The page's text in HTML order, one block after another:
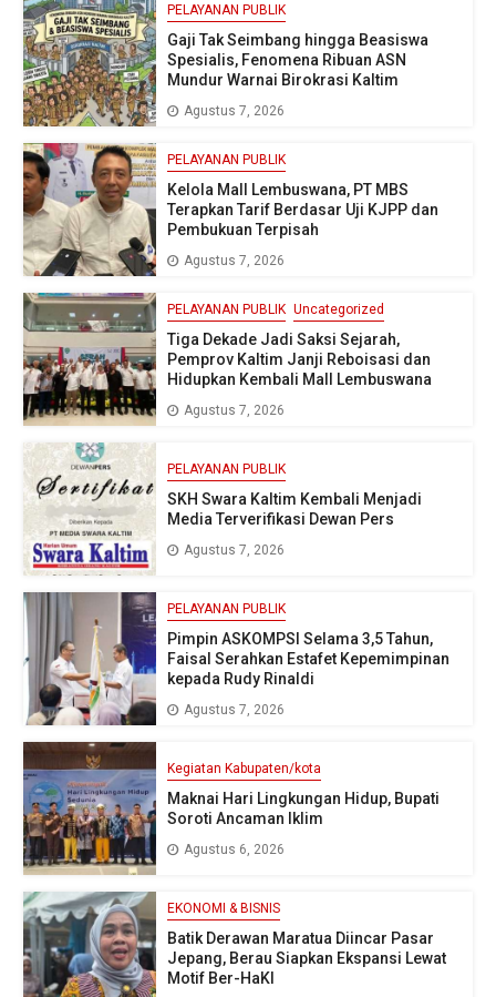
PELAYANAN PUBLIK
Gaji Tak Seimbang hingga Beasiswa
Spesialis, Fenomena Ribuan ASN
Mundur Warnai Birokrasi Kaltim
Agustus 7, 2026
PELAYANAN PUBLIK
Kelola Mall Lembuswana, PT MBS
Terapkan Tarif Berdasar Uji KJPP dan
Pembukuan Terpisah
Agustus 7, 2026
PELAYANAN PUBLIK Uncategorized
Tiga Dekade Jadi Saksi Sejarah,
Pemprov Kaltim Janji Reboisasi dan
Hidupkan Kembali Mall Lembuswana
Agustus 7, 2026
PELAYANAN PUBLIK
SKH Swara Kaltim Kembali Menjadi
Media Terverifikasi Dewan Pers
Agustus 7, 2026
PELAYANAN PUBLIK
Pimpin ASKOMPSI Selama 3,5 Tahun,
Faisal Serahkan Estafet Kepemimpinan
kepada Rudy Rinaldi
Agustus 7, 2026
Kegiatan Kabupaten/kota
Maknai Hari Lingkungan Hidup, Bupati
Soroti Ancaman Iklim
Agustus 6, 2026
EKONOMI & BISNIS
Batik Derawan Maratua Diincar Pasar
Jepang, Berau Siapkan Ekspansi Lewat
Motif Ber-HaKI